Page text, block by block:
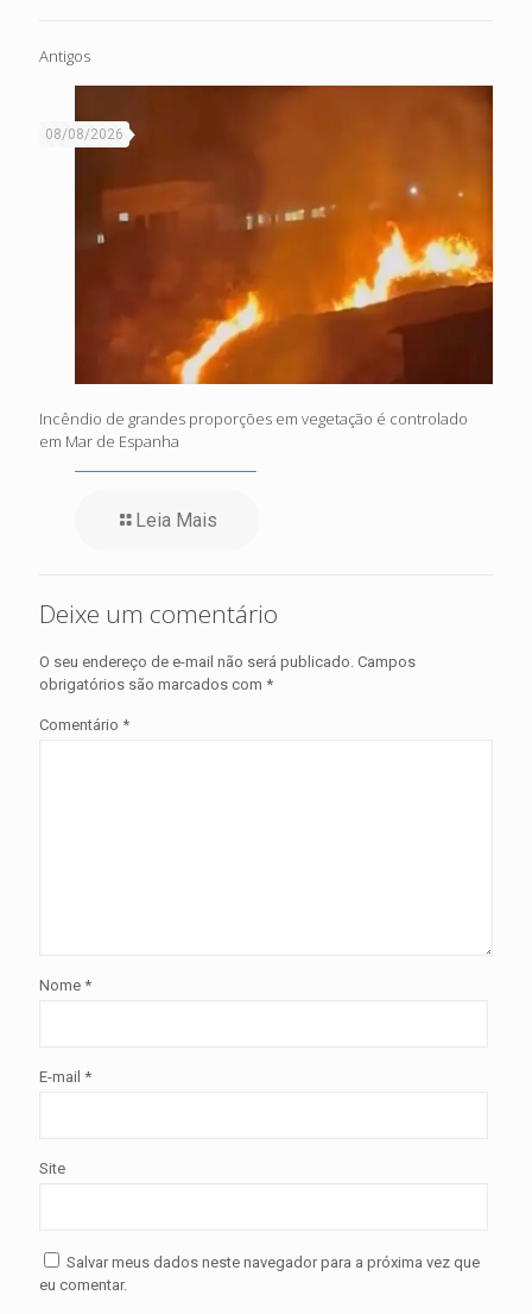
Antigos
08/08/2026
Incêndio de grandes proporções em vegetação é controlado
em Mar de Espanha
Leia Mais
Deixe um comentário
O seu endereço de e-mail não será publicado. Campos
obrigatórios são marcados com *
Comentário *
Nome *
E-mail *
Site
Salvar meus dados neste navegador para a próxima vez que
eu comentar.